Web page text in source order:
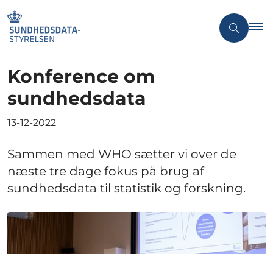
Konference om
sundhedsdata
13-12-2022
Sammen med WHO sætter vi over de
næste tre dage fokus på brug af
sundhedsdata til statistik og forskning.